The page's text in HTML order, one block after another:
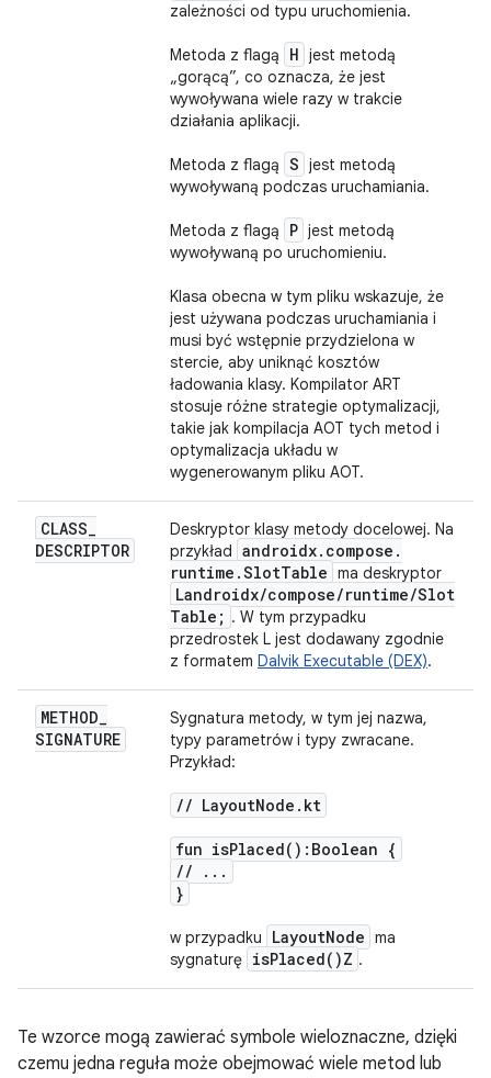
zależności od typu uruchomienia.
Metoda z flagą H jest metodą
„gorącą”, co oznacza, że jest
wywoływana wiele razy w trakcie
działania aplikacji.
Metoda z flagą S jest metodą
wywoływaną podczas uruchamiania.
Metoda z flagą P jest metodą
wywoływaną po uruchomieniu.
Klasa obecna w tym pliku wskazuje, że
jest używana podczas uruchamiania i
musi być wstępnie przydzielona w
stercie, aby uniknąć kosztów
ładowania klasy. Kompilator ART
stosuje różne strategie optymalizacji,
takie jak kompilacja AOT tych metod i
optymalizacja układu w
wygenerowanym pliku AOT.
CLASS_
DESCRIPTOR
Deskryptor klasy metody docelowej. Na
przykład androidx. compose .
runtime .SlotTable ma deskryptor
Landroidx/compose/runtime/Slot
Table; . W tym przypadku
przedrostek L jest dodawany zgodnie
z formatem Dalvik Executable (DEX).
METHOD_
SIGNATURE
Sygnatura metody, w tym jej nazwa,
typy parametrów i typy zwracane.
Przykład:
// LayoutNode . kt
fun isPlaced( ):Boolean {
// . . .
}
w przypadku LayoutNode ma
sygnaturę isPlaced( )Z .
Te wzorce mogą zawierać symbole wieloznaczne, dzięki
czemu jedna reguła może obejmować wiele metod lub